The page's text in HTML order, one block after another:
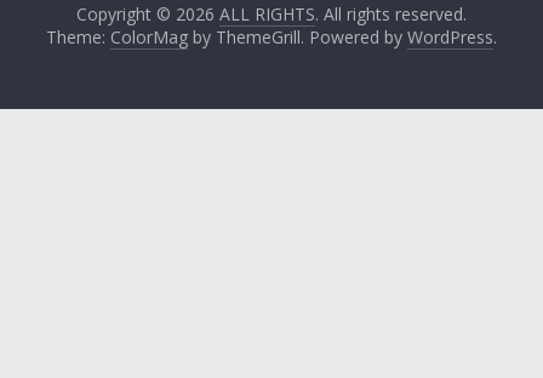
Copyright © 2026 ALL RIGHTS. All rights reserved.
Theme: ColorMagby ThemeGrill. Powered by WordPress.